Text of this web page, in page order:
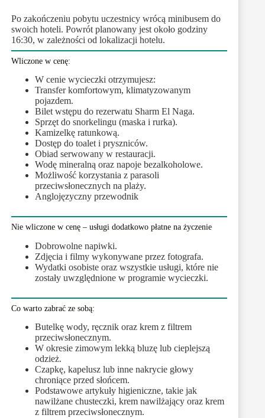
Po zakończeniu pobytu uczestnicy wrócą minibusem do
swoich hoteli. Powrót planowany jest około godziny
16:30, w zależności od lokalizacji hotelu.
Wliczone w cenę:
W cenie wycieczki otrzymujesz:
Transfer komfortowym, klimatyzowanym
pojazdem.
Bilet wstępu do rezerwatu Sharm El Naga.
Sprzęt do snorkelingu (maska i rurka).
Kamizelkę ratunkową.
Dostęp do toalet i pryszniców.
Obiad serwowany w restauracji.
Wodę mineralną oraz napoje bezalkoholowe.
Możliwość korzystania z parasoli
przeciwsłonecznych na plaży.
Anglojęzyczny przewodnik
Nie wliczone w cenę – usługi dodatkowo płatne na życzenie
Dobrowolne napiwki.
Zdjęcia i filmy wykonywane przez fotografa.
Wydatki osobiste oraz wszystkie usługi, które nie
zostały uwzględnione w programie wycieczki.
Co warto zabrać ze sobą:
Butelkę wody, ręcznik oraz krem z filtrem
przeciwsłonecznym.
W okresie zimowym lekką bluzę lub cieplejszą
odzież.
Czapkę, kapelusz lub inne nakrycie głowy
chroniące przed słońcem.
Podstawowe artykuły higieniczne, takie jak
nawilżane chusteczki, krem nawilżający oraz krem
z filtrem przeciwsłonecznym.